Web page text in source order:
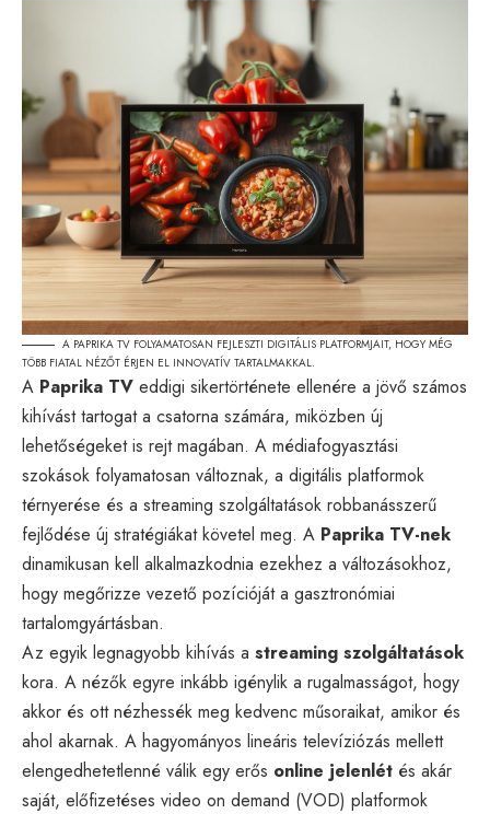
A PAPRIKA TV FOLYAMATOSAN FEJLESZTI DIGITÁLIS PLATFORMJAIT, HOGY MÉG
TÖBB FIATAL NÉZŐT ÉRJEN EL INNOVATÍV TARTALMAKKAL.
A Paprika TV eddigi sikertörténete ellenére a jövő számos
kihívást tartogat a csatorna számára, miközben új
lehetőségeket is rejt magában. A médiafogyasztási
szokások folyamatosan változnak, a digitális platformok
térnyerése és a streaming szolgáltatások robbanásszerű
fejlődése új stratégiákat követel meg. A Paprika TV-nek
dinamikusan kell alkalmazkodnia ezekhez a változásokhoz,
hogy megőrizze vezető pozícióját a gasztronómiai
tartalomgyártásban.
Az egyik legnagyobb kihívás a streaming szolgáltatások
kora. A nézők egyre inkább igénylik a rugalmasságot, hogy
akkor és ott nézhessék meg kedvenc műsoraikat, amikor és
ahol akarnak. A hagyományos lineáris televíziózás mellett
elengedhetetlenné válik egy erős online jelenlét és akár
saját, előfizetéses video on demand (VOD) platformok